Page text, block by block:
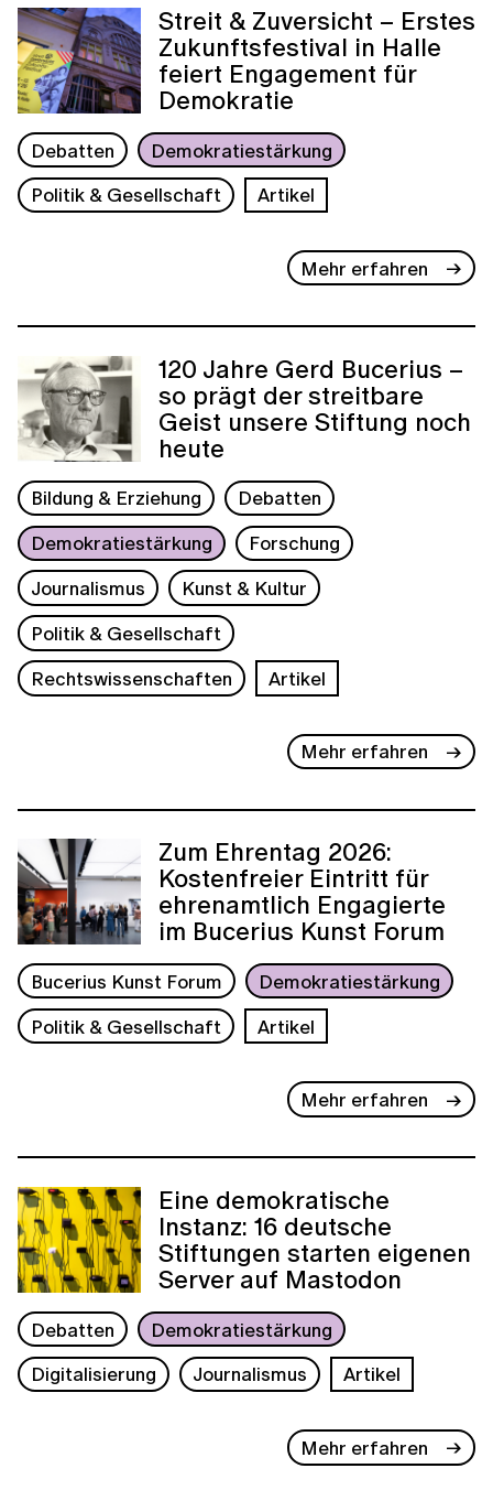
Streit & Zuversicht – Erstes
Zukunftsfestival in Halle
feiert Engagement für
Demokratie
Debatten
Demokratiestärkung
Politik & Gesellschaft
Artikel
Mehr erfahren
120 Jahre Gerd Bucerius –
so prägt der streitbare
Geist unsere Stiftung noch
heute
Bildung & Erziehung
Debatten
Demokratiestärkung
Forschung
Journalismus
Kunst & Kultur
Politik & Gesellschaft
Rechtswissenschaften
Artikel
Mehr erfahren
Zum Ehrentag 2026:
Kostenfreier Eintritt für
ehrenamtlich Engagierte
im Bucerius Kunst Forum
Bucerius Kunst Forum
Demokratiestärkung
Politik & Gesellschaft
Artikel
Mehr erfahren
Eine demokratische
Instanz: 16 deutsche
Stiftungen starten eigenen
Server auf Mastodon
Debatten
Demokratiestärkung
Digitalisierung
Journalismus Artikel
Mehr erfahren